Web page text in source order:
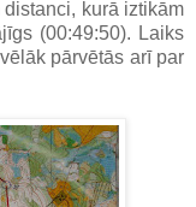
kurā iztikām
(00:49:50). Laiks
pārvētās arī par